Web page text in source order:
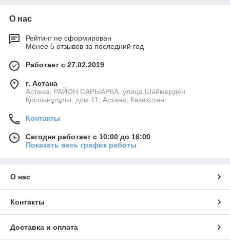
О нас
Рейтинг не сформирован
Менее 5 отзывов за последний год
Работает с 27.02.2019
г. Астана
Астана, РАЙОН САРЫАРКА, улица Шәймерден
Қосшығұлұлы, дом 11, Астана, Казахстан
Контакты
Сегодня работает с 10:00 до 16:00
Показать весь график работы
О нас
Контакты
Доставка и оплата